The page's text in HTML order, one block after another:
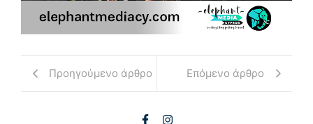
Προηγούμενο άρθρο Επόμενο άρθρο